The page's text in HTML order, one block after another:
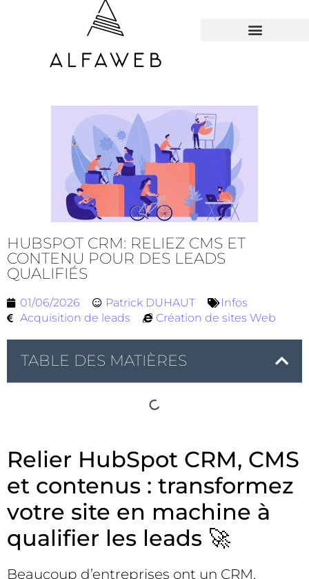
HUBSPOT CRM: RELIEZ CMS ET
CONTENU POUR DES LEADS
QUALIFIÉS
01/06/2026 Patrick DUHAUT
Infos
Acquisition de leads
Création de sites Web
TABLE DES MATIÈRES
Relier HubSpot CRM, CMS
et contenus : transformez
votre site en machine à
qualifier les leads 🚀
Beaucoup d’entreprises ont un CRM,